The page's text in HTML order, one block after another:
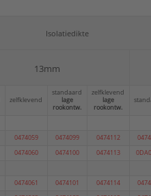
Isolatiedikte
13mm
zelfklevend
standaard
lage
rookontw.
zelfklevend
lage
rookontw.
0474059 0474099 0474112
0474060 0474100 0474113
0474061 0474101 0474114